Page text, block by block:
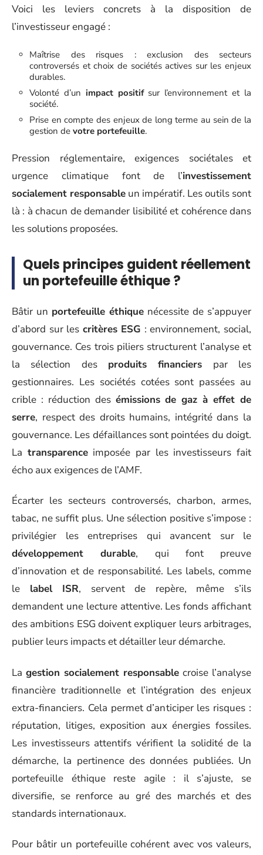
Voici les leviers concrets à la disposition de
l’investisseur engagé :
Maîtrise des risques : exclusion des secteurs
controversés et choix de sociétés actives sur les enjeux
durables.
Volonté d’un impact positifsur l’environnement et la
société.
Prise en compte des enjeux de long terme au sein de la
gestion de votre portefeuille.
Pression réglementaire, exigences sociétales et
urgence climatique font de l’investissement
socialement responsable un impératif. Les outils sont
là : à chacun de demander lisibilité et cohérence dans
les solutions proposées.
Quels principes guident réellement
un portefeuille éthique ?
Bâtir un portefeuille éthique nécessite de s’appuyer
d’abord sur les critères ESG : environnement, social,
gouvernance. Ces trois piliers structurent l’analyse et
la sélection des produits financiers par les
gestionnaires. Les sociétés cotées sont passées au
crible : réduction des émissions de gaz à effet de
serre, respect des droits humains, intégrité dans la
gouvernance. Les défaillances sont pointées du doigt.
La transparenceimposée par les investisseurs fait
écho aux exigences de l’AMF.
Écarter les secteurs controversés, charbon, armes,
tabac, ne suffit plus. Une sélection positive s’impose :
privilégier les entreprises qui avancent sur le
développement durable, qui font preuve
d’innovation et de responsabilité. Les labels, comme
le label ISR, servent de repère, même s’ils
demandent une lecture attentive. Les fonds affichant
des ambitions ESG doivent expliquer leurs arbitrages,
publier leurs impacts et détailler leur démarche.
La gestion socialement responsable croise l’analyse
financière traditionnelle et l’intégration des enjeux
extra-financiers. Cela permet d’anticiper les risques :
réputation, litiges, exposition aux énergies fossiles.
Les investisseurs attentifs vérifient la solidité de la
démarche, la pertinence des données publiées. Un
portefeuille éthique reste agile : il s’ajuste, se
diversifie, se renforce au gré des marchés et des
standards internationaux.
Pour bâtir un portefeuille cohérent avec vos valeurs,